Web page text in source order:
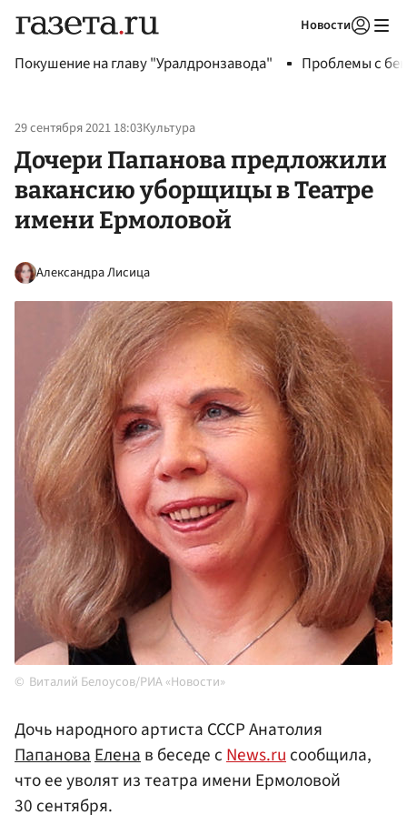
Новости
Покушение на главу "Уралдронзавода" Проблемы с
29 сентября 2021 18:03Культура
Дочери Папанова предложили
вакансию уборщицы в Театре
имени Ермоловой
Александра Лисица
Виталий Белоусов/РИА «Новости»
Дочь народного артиста СССР Анатолия
ПапановаЕленав беседе сNews.ruсообщила,
что ее уволят из театра имени Ермоловой
30 сентября.